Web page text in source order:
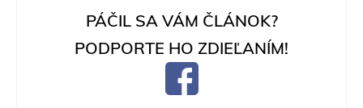
PÁČIL SA VÁM ČLÁNOK?
PODPORTE HO ZDIEĽANÍM!